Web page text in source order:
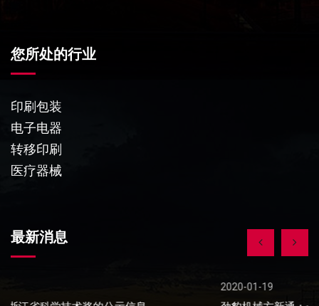
您所处的行业
印刷包装
电子电器
转移印刷
医疗器械
最新消息